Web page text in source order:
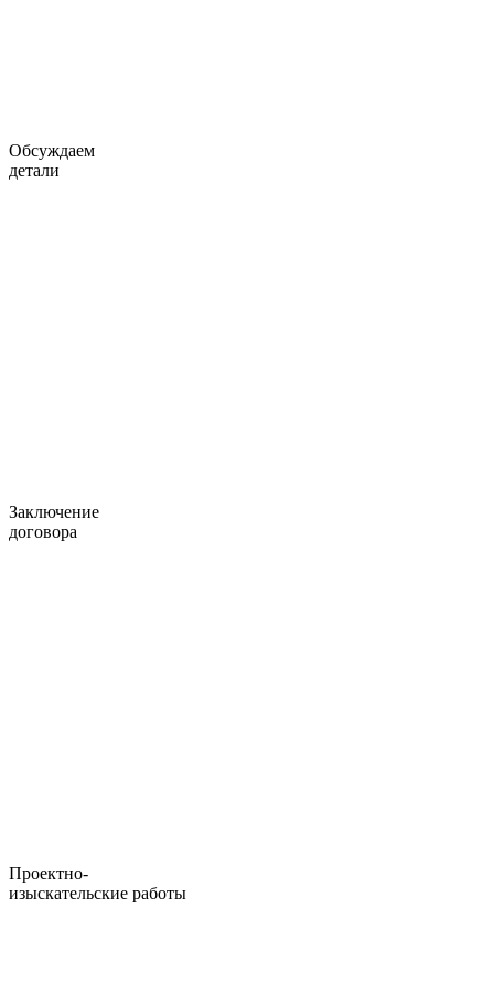
Обсуждаем
детали
Заключение
договора
Проектно-
изыскательские работы